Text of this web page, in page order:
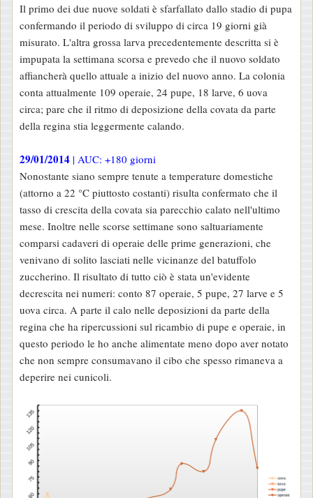
Il primo dei due nuove soldati è sfarfallato dallo stadio di pupa
confermando il periodo di sviluppo di circa 19 giorni già
misurato. L'altra grossa larva precedentemente descritta si è
impupata la settimana scorsa e prevedo che il nuovo soldato
affiancherà quello attuale a inizio del nuovo anno. La colonia
conta attualmente 109 operaie, 24 pupe, 18 larve, 6 uova
circa; pare che il ritmo di deposizione della covata da parte
della regina stia leggermente calando.
29/01/2014 | AUC: +180 giorni
Nonostante siano sempre tenute a temperature domestiche
(attorno a 22 °C piuttosto costanti) risulta confermato che il
tasso di crescita della covata sia parecchio calato nell'ultimo
mese. Inoltre nelle scorse settimane sono saltuariamente
comparsi cadaveri di operaie delle prime generazioni, che
venivano di solito lasciati nelle vicinanze del batuffolo
zuccherino. Il risultato di tutto ciò è stata un'evidente
decrescita nei numeri: conto 87 operaie, 5 pupe, 27 larve e 5
uova circa. A parte il calo nelle deposizioni da parte della
regina che ha ripercussioni sul ricambio di pupe e operaie, in
questo periodo le ho anche alimentate meno dopo aver notato
che non sempre consumavano il cibo che spesso rimaneva a
deperire nei cunicoli.